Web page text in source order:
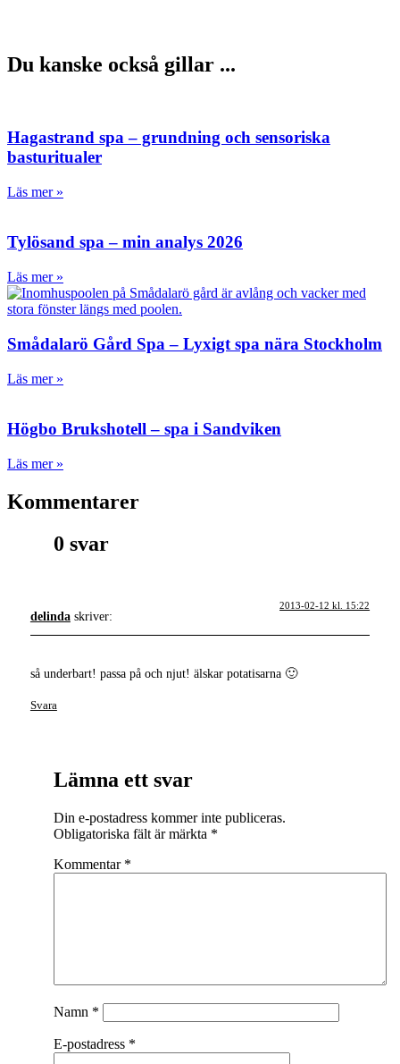
Du kanske också gillar ...
Hagastrand spa – grundning och sensoriska
basturitualer
Läs mer »
Tylösand spa – min analys 2026
Läs mer »
Smådalarö Gård Spa – Lyxigt spa nära Stockholm
Läs mer »
Högbo Brukshotell – spa i Sandviken
Läs mer »
Kommentarer
0 svar
delinda skriver:
2013-02-12 kl. 15:22
så underbart! passa på och njut! älskar potatisarna 🙂
Svara
Lämna ett svar
Din e-postadress kommer inte publiceras.
Obligatoriska fält är märkta *
Kommentar *
Namn *
E-postadress *